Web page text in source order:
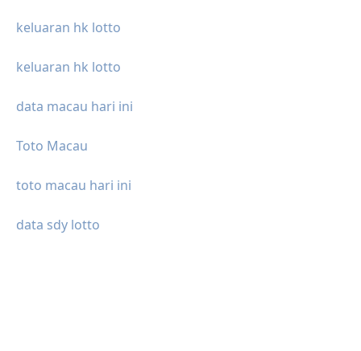
keluaran hk lotto
keluaran hk lotto
data macau hari ini
Toto Macau
toto macau hari ini
data sdy lotto